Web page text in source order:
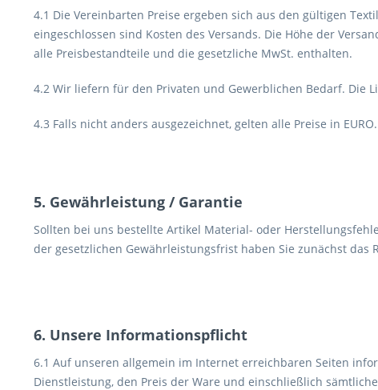
4.1 Die Vereinbarten Preise ergeben sich aus den gültigen
eingeschlossen sind Kosten des Versands. Die Höhe der
alle Preisbestandteile und die gesetzliche MwSt. enthalten.
4.2 Wir liefern für den Privaten und Gewerblichen Bedarf. Die
4.3 Falls nicht anders ausgezeichnet, gelten alle Preise in EURO.
5. Gewährleistung / Garantie
Sollten bei uns bestellte Artikel Material- oder
der gesetzlichen Gewährleistungsfrist haben Sie zunächst
6. Unsere Informationspflicht
6.1 Auf unseren allgemein im Internet erreichbaren Seiten
Dienstleistung, den Preis der Ware und einschließlich